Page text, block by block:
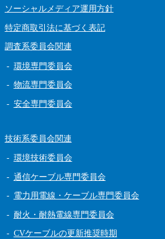
ソーシャルメディア運用方針
特定商取引法に基づく表記
調査系委員会関連
環境専門委員会
物流専門委員会
安全専門委員会
技術系委員会関連
環境技術委員会
通信ケーブル専門委員会
電力用電線・ケーブル専門委員会
耐火・耐熱電線専門委員会
CVケーブルの更新推奨時期